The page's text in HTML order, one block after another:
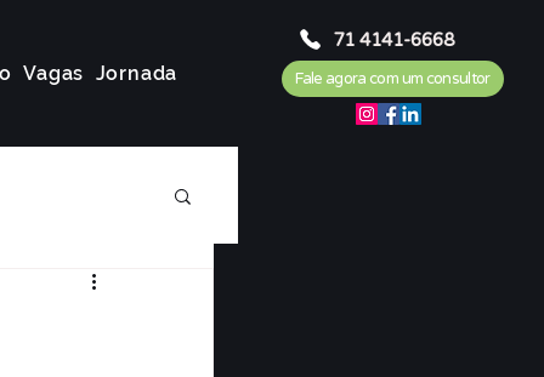
Vagas Jornada
71 4141-6668
Fale agora com um consultor